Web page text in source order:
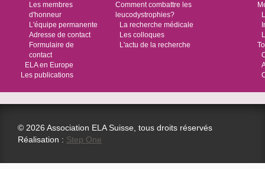
Les membres
d'honneur
L'équipe permanente
Adresse de contact
Formulaire de
contact
ELA en Europe
Les publications
Comment combattre les
leucodystrophies?
La recherche médicale
Les colloques
L'actu de la recherche
© 2026 Association ELA Suisse, tous droits réservés
Réalisation : Step One